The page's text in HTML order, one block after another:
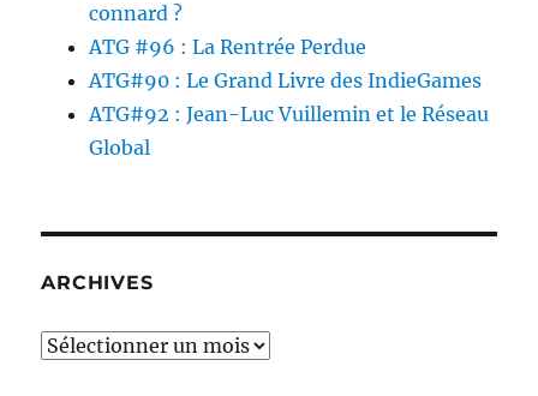
connard ?
ATG #96 : La Rentrée Perdue
ATG#90 : Le Grand Livre des IndieGames
ATG#92 : Jean-Luc Vuillemin et le Réseau
Global
ARCHIVES
Archives